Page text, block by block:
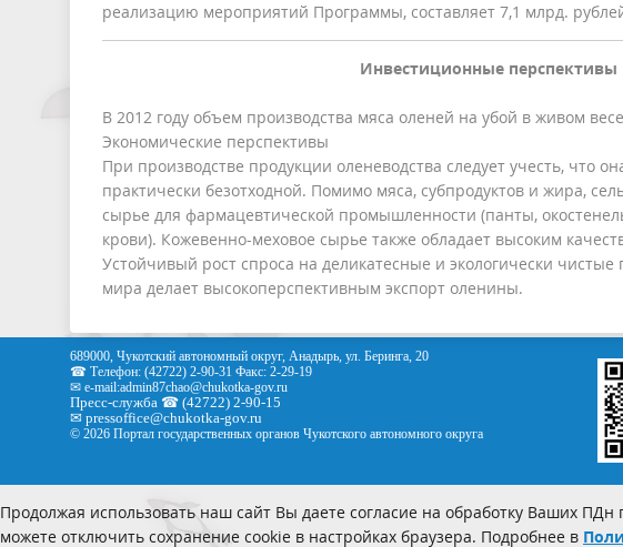
реализацию мероприятий Программы, составляет 7,1 млрд.
Инвестиционные перспективы
В 2012 году объем производства мяса оленей на убой в живом
Экономические перспективы
При производстве продукции оленеводства следует учесть, что
практически безотходной. Помимо мяса, субпродуктов и жира,
сырье для фармацевтической промышленности (панты,
крови). Кожевенно-меховое сырье также обладает высоким
Устойчивый рост спроса на деликатесные и экологически
мира делает высокоперспективным экспорт оленины.
689000, Чукотский автономный округ, Анадырь, ул. Беринга, 20
☎ Телефон: (42722) 2-90-31 Факс: 2-29-19
✉ e-mail:admin87chao@chukotka-gov.ru
Пресс-служба ☎ (42722) 2-90-15
✉ pressoffice@chukotka-gov.ru
© 2026 Портал государственных органов Чукотского автономного округа
Продолжая использовать наш сайт Вы даете согласие на обработку Ваших
можете отключить сохранение cookie в настройках браузера. Подробнее в